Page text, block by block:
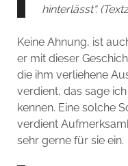
hinterlässt“.
Keine Ahnung, ist
er mit dieser
die ihm verliehene
verdient, das sage
kennen. Eine solche
verdient
sehr gerne für sie ein.